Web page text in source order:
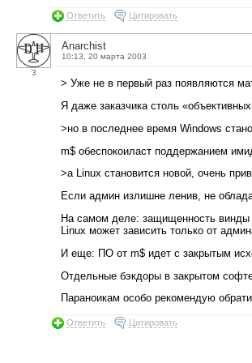
Ответить Цитировать
3
Anarchist
10:13, 20 марта 2003
> Уже не в первый раз появляются
Я даже заказчика столь
>но в последнее время Windows
m$ обеспокоиласт поддержанием
>а Linux становится новой, очень
Если админ излишне ленив, не
На самом деле: защищенность винды
Linux может зависить только от
И еще: ПО от m$ идет с закрытым
Отдельные бэкдоры в закрытом
Параноикам особо рекомендую
Ответить Цитировать